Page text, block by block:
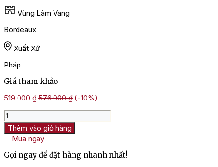
Vùng Làm Vang
Bordeaux
Xuất Xứ
Pháp
Giá tham khảo
519.000 ₫ 576.000₫ (-10%)
Rượu
Vang
Trắng
Pháp
Chateau
La
Thêm vào giỏ hàng
Mua ngay
Gọi ngay để đặt hàng nhanh nhất!